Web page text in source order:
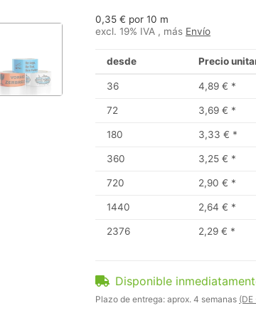
0,35 € por 10 m
excl. 19% IVA , más Envío
desde Precio
36 4,89 € *
72 3,69 € *
180 3,33 € *
360 3,25 € *
720 2,90 € *
1440 2,64 € *
2376 2,29 € *
Disponible
Plazo de entrega: aprox. 4 semanas